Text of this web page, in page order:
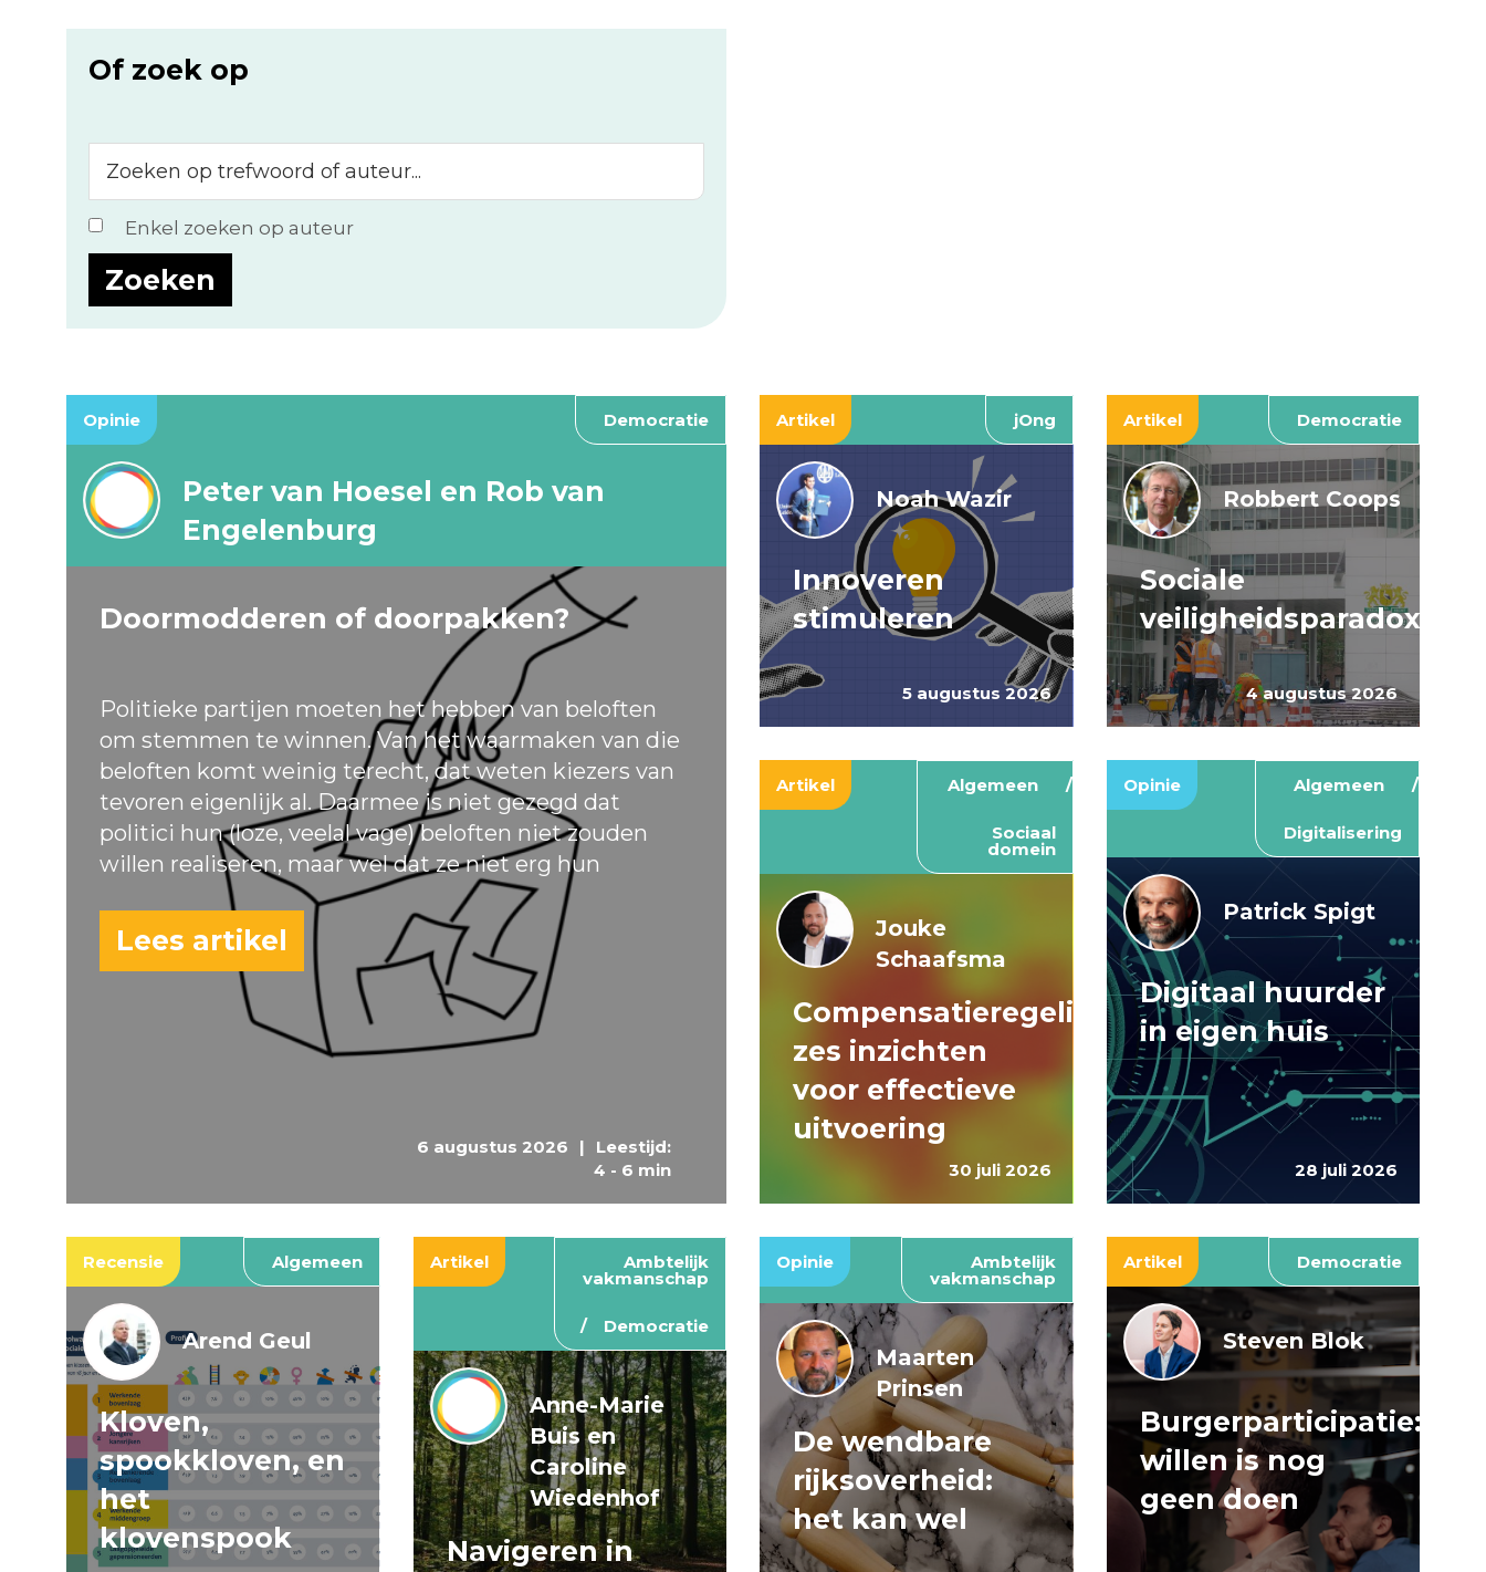
Of zoek op
op
trefwoord
of
auteur...
Enkel zoeken op auteur
Opinie Democratie
6 augustus 2026 |
Leestijd:
4 - 6 min
Peter van Hoesel en Rob van
Engelenburg
Doormodderen of doorpakken?
Politieke partijen moeten het hebben van beloften
om stemmen te winnen. Van het waarmaken van die
beloften komt weinig terecht, dat weten kiezers van
tevoren eigenlijk al. Daarmee is niet gezegd dat
politici hun (loze, veelal vage) beloften niet zouden
willen realiseren, maar wel dat ze niet erg hun
Lees artikel
Artikel jOng
5 augustus 2026
Noah Wazir
Innoveren
stimuleren
Artikel Democratie
4 augustus 2026
Robbert Coops
Sociale
veiligheidsparadox
Artikel Algemeen
Sociaal
domein
30 juli 2026
Jouke
Schaafsma
Compensatieregelingen:
zes inzichten
voor effectieve
uitvoering
Opinie Algemeen
Digitalisering
28 juli 2026
Patrick Spigt
Digitaal huurder
in eigen huis
Recensie Algemeen
Arend Geul
Kloven,
spookkloven, en
het
klovenspook
Artikel Ambtelijk
vakmanschap
Democratie
Anne-Marie
Buis en
Caroline
Wiedenhof
Navigeren in
Opinie Ambtelijk
vakmanschap
Maarten
Prinsen
De wendbare
rijksoverheid:
het kan wel
Artikel Democratie
Steven Blok
Burgerparticipatie:
willen is nog
geen doen